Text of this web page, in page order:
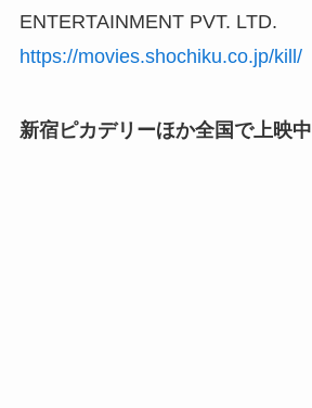
ENTERTAINMENT PVT. LTD.
https://movies.shochiku.co.jp/kill/
新宿ピカデリーほか全国で上映中